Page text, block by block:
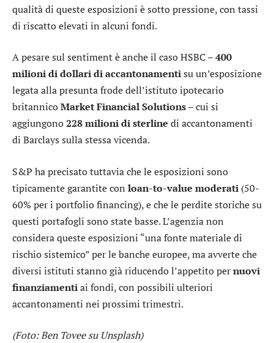
qualità di queste esposizioni è sotto pressione, con tassi
di riscatto elevati in alcuni fondi.
A pesare sul sentiment è anche il caso HSBC –400
milioni di dollari di accantonamentisu un’esposizione
legata alla presunta frode dell’istituto ipotecario
britannicoMarket Financial Solutions– cui si
aggiungono228 milioni di sterline di accantonamenti
di Barclays sulla stessa vicenda.
S&P ha precisato tuttavia che le esposizioni sono
tipicamente garantite con loan-to-value moderati (50-
60% per i portfolio financing), e che le perdite storiche su
questi portafogli sono state basse. L’agenzia non
considera queste esposizioni “una fonte materiale di
rischio sistemico” per le banche europee, ma avverte che
diversi istituti stanno già riducendo l’appetito pernuovi
finanziamentiai fondi, con possibili ulteriori
accantonamenti nei prossimi trimestri.
(Foto: Ben Tovee su Unsplash)